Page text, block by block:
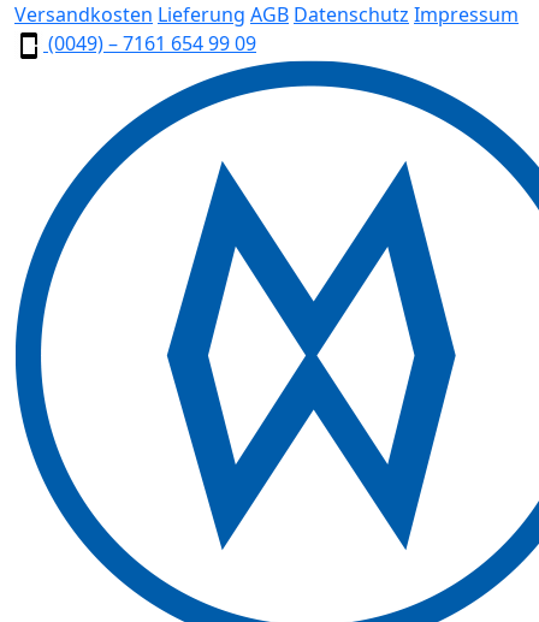
Versandkosten Lieferung AGB Datenschutz Impressum
(0049) – 7161 654 99 09